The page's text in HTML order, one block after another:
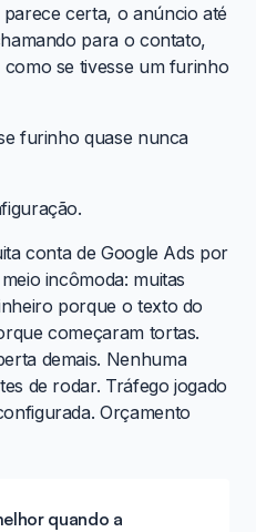
certa, o anúncio até
para o contato,
se tivesse um furinho
furinho quase nunca
conta de Google Ads por
incômoda: muitas
porque o texto do
começaram tortas.
demais. Nenhuma
de rodar. Tráfego jogado
Orçamento
quando a